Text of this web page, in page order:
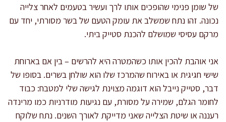
של שומן פנימי שהופכים אותו לרך ועשיר בטעמים לאחר צלייה
נכונה. זהו נתח שמשלב את עומק הטעם של בשר מסורתי, יחד עם
מרקם עסיסי שמושלם להכנת סטייק ביתי.
אני אוהבת להכין אותו כשהמטרה היא להרשים – בין אם בארוחת
שישי חגיגית או באירוח שהמרכז שלו הוא שולחן בשרים. בסופו של
דבר, סטייק נייבל הוא דוגמה מצוינת לגישה שלי למטבח: כבוד
לחומר הגלם, שמירה על מסורת, עם נגיעות מודרניות כמו מרינדה
רעננה או שיטת הצלייה שאני מדייקת לאורך השנים. נתח שלוקח